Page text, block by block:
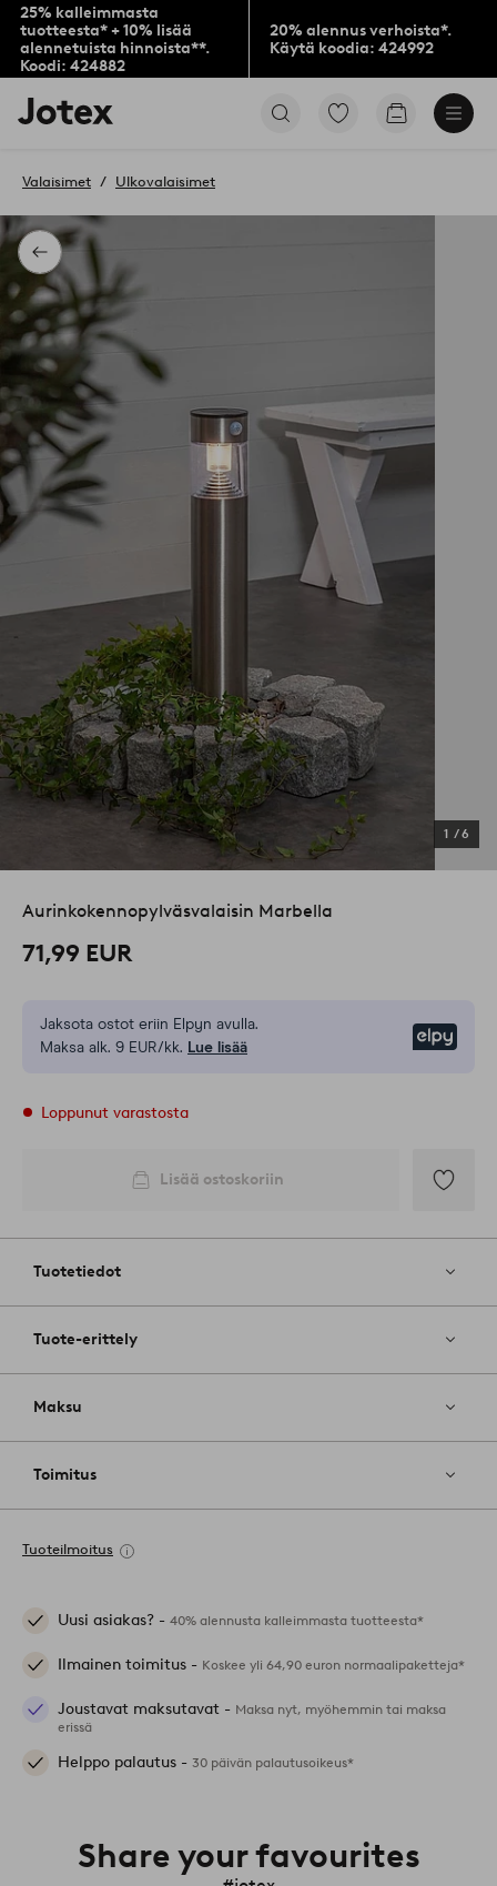
25% kalleimmasta
tuotteesta* + 10% lisää
alennetuista hinnoista**.
Koodi: 424882
20% alennus verhoista*.
Käytä koodia: 424992
Jotex-
logo
aloitussivulle
Siirry
Siirry
Takaisin
Valaisimet Ulkovalaisimet
1 /6
Aurinkokennopylväsvalaisin Marbella
71,99 EUR
Jaksota ostot eriin Elpyn avulla.
Maksa alk. 9 EUR/kk. Lue lisää
Loppunut varastosta
Lisää ostoskoriin
Tuotetiedot
Tuote-erittely
Maksu
Toimitus
Tuoteilmoitus
Uusi asiakas? - 40% alennusta kalleimmasta tuotteesta*
Ilmainen toimitus - Koskee yli 64,90 euron normaalipaketteja*
Joustavat maksutavat - Maksa nyt, myöhemmin tai maksa
erissä
Helppo palautus - 30 päivän palautusoikeus*
Share your favourites